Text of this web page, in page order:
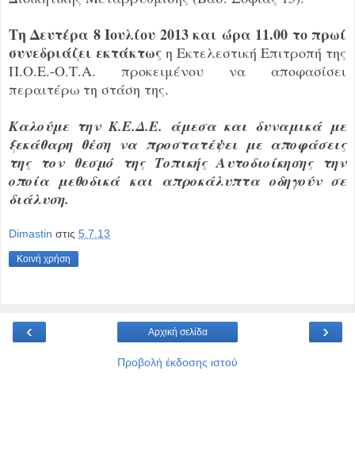
Τη Δευτέρα 8 Ιουλίου 2013 και ώρα 11.00 το πρωί
συνεδριάζει εκτάκτως η Εκτελεστική Επιτροπή της
Π.Ο.Ε.-Ο.Τ.Α. προκειμένου να αποφασίσει
περαιτέρω τη στάση της.
Καλούμε την Κ.Ε.Δ.Ε. άμεσα και δυναμικά με
ξεκάθαρη θέση να προστατέψει με αποφάσεις
της τον θεσμό της Τοπικής Αυτοδιοίκησης την
οποία μεθοδικά και απροκάλυπτα οδηγούν σε
διάλυση.
Dimastin στις 5.7.13
Κοινή χρήση
‹ ›
Αρχική σελίδα
Προβολή έκδοσης ιστού